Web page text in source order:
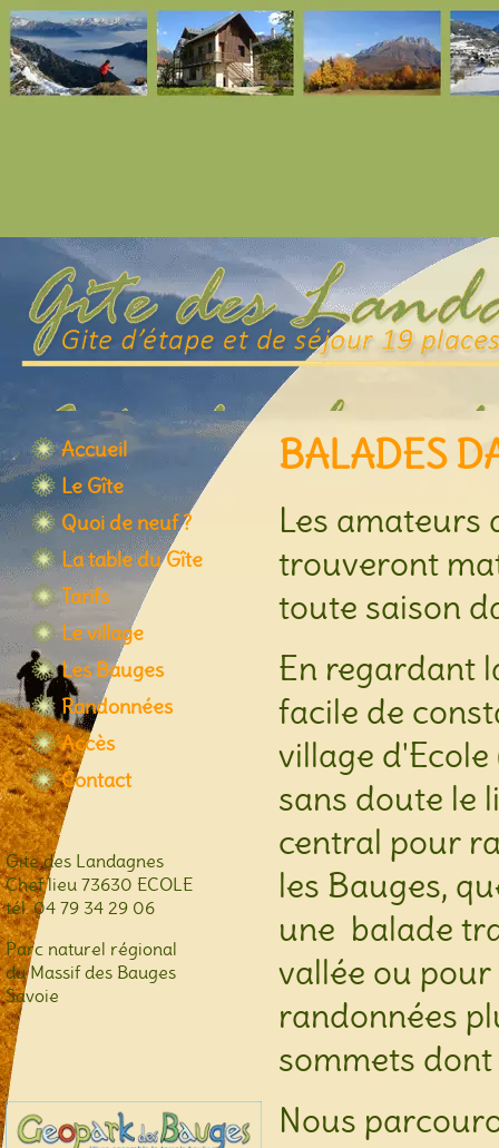
Accueil
Le Gîte
Quoi de neuf ?
La table du Gîte
Tarifs
Le village
Les Bauges
Randonnées
Accès
Contact
Gite des Landagnes
Chef lieu 73630 ECOLE
tél. 04 79 34 29 06
Parc naturel régional
du Massif des Bauges
Savoie
BALADES
Les amateurs
trouveront
toute saison
En regardant
facile de
village
sans doute le
central pour
les Bauges,
une balade
vallée ou pour
randonnées
sommets
Nous